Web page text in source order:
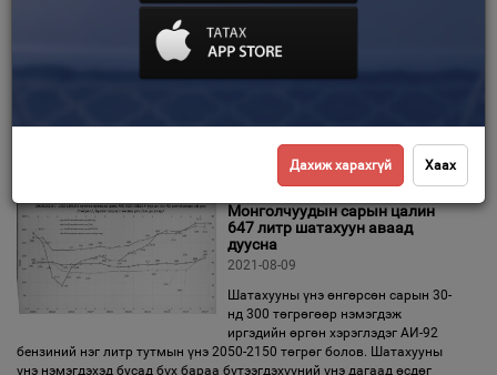
тавьдаг уу
2021-08-12
Сүүлийн үед залуус мөнгөө хурдан
хохирох, залилуулах тохиолдол ч нэмэгдлээ. Жишээлбэл,
Монголчуудын сарын цалин
647 литр шатахуун аваад
дуусна
2021-08-09
Шатахууны үнэ өнгөрсөн сарын 30-
нд 300 төгрөгөөр нэмэгдэж
иргэдийн өргөн хэрэглэдэг АИ-92
бензиний нэг литр тутмын үнэ 2050-2150 төгрөг болов. Шатахууны
үнэ нэмэгдэхэд бусад бүх бараа бүтээгдэхүүний үнэ дагаад өсдөг
Дахиж харахгүй Хаах